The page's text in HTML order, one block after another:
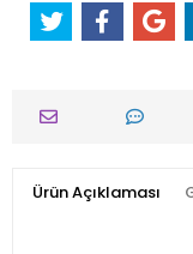
Ürün Açıklaması